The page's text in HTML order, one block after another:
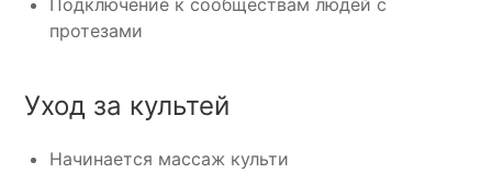
Подключение к сообществам людей с
протезами
Уход за культей
Начинается массаж культи